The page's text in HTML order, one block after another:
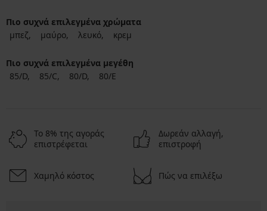
Πιο συχνά επιλεγμένα χρώματα
μπεζ
μαύρο λευκό κρεμ
Πιο συχνά επιλεγμένα μεγέθη
85/D
85/C 80/D 80/E
Το 8% της αγοράς
επιστρέφεται
Δωρεάν αλλαγή,
επιστροφή
Χαμηλό κόστος Πώς να επιλέξω